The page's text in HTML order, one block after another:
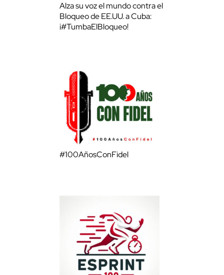
Alza su voz el mundo contra el
Bloqueo de EE.UU. a Cuba:
¡#TumbaElBloqueo!
#100AñosConFidel